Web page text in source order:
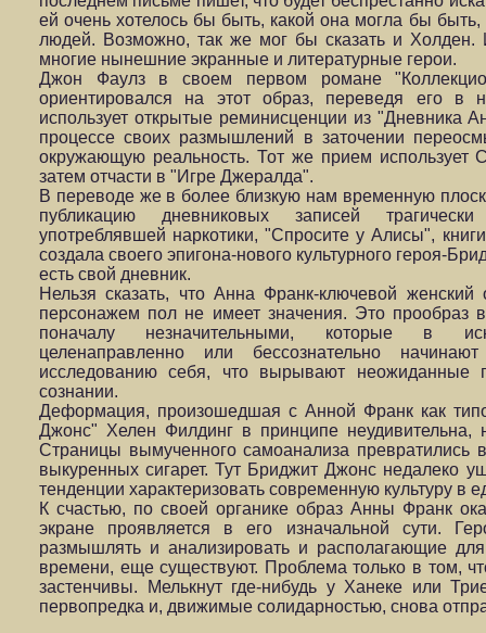
ей очень хотелось бы быть, какой она могла бы
людей. Возможно, так же мог бы сказать и Холден.
многие нынешние экранные и литературные герои.
Джон Фаулз в своем первом романе
ориентировался на этот образ, переведя его в
использует открытые реминисценции из "Дневника
процессе своих размышлений в заточении
окружающую реальность. Тот же прием использует
затем отчасти в "Игре Джералда".
В переводе же в более близкую нам временную
публикацию дневниковых записей трагически
употреблявшей наркотики, "Спросите у Алисы",
создала своего эпигона-нового культурного героя-
есть свой дневник.
Нельзя сказать, что Анна Франк-ключевой
персонажем пол не имеет значения. Это прообраз
поначалу незначительными, которые в
целенаправленно или бессознательно
исследованию себя, что вырывают
сознании.
Деформация, произошедшая с Анной Франк как
Джонс" Хелен Филдинг в принципе неудивительна,
Страницы вымученного самоанализа превратились
выкуренных сигарет. Тут Бриджит Джонс недалеко
тенденции характеризовать современную культуру
К счастью, по своей органике образ Анны Франк
экране проявляется в его изначальной сути.
размышлять и анализировать и располагающие
времени, еще существуют. Проблема только в том,
застенчивы. Мелькнут где-нибудь у Ханеке или
первопредка и, движимые солидарностью, снова